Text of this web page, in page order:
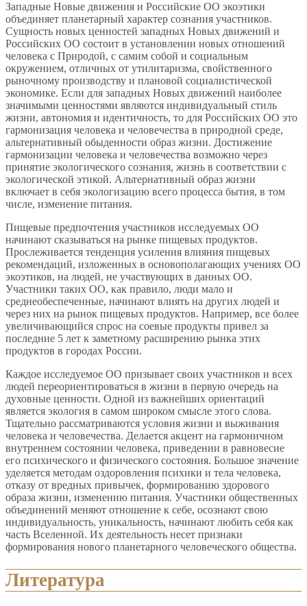
Западные Новые движения и Российские ОО экоэтики
объединяет планетарный характер сознания участников.
Сущность новых ценностей западных Новых движений и
Российских ОО состоит в установлении новых отношений
человека с Природой, с самим собой и социальным
окружением, отличных от утилитаризма, свойственного
рыночному производству и плановой социалистической
экономике. Если для западных Новых движений наиболее
значимыми ценностями являются индивидуальный стиль
жизни, автономия и идентичность, то для Российских ОО это
гармонизация человека и человечества в природной среде,
альтернативный обыденности образ жизни. Достижение
гармонизации человека и человечества возможно через
принятие экологического сознания, жизнь в соответствии с
экологической этикой. Альтернативный образ жизни
включает в себя экологизацию всего процесса бытия, в том
числе, изменение питания.
Пищевые предпочтения участников исследуемых ОО
начинают сказываться на рынке пищевых продуктов.
Прослеживается тенденция усиления влияния пищевых
рекомендаций, изложенных в основополагающих учениях ОО
экоэтиков, на людей, не участвующих в данных ОО.
Участники таких ОО, как правило, люди мало и
среднеобеспеченные, начинают влиять на других людей и
через них на рынок пищевых продуктов. Например, все более
увеличивающийся спрос на соевые продукты привел за
последние 5 лет к заметному расширению рынка этих
продуктов в городах России.
Каждое исследуемое ОО призывает своих участников и всех
людей переориентироваться в жизни в первую очередь на
духовные ценности. Одной из важнейших ориентаций
является экология в самом широком смысле этого слова.
Тщательно рассматриваются условия жизни и выживания
человека и человечества. Делается акцент на гармоничном
внутреннем состоянии человека, приведении в равновесие
его психического и физического состояния. Большое значение
уделяется методам оздоровления психики и тела человека,
отказу от вредных привычек, формированию здорового
образа жизни, изменению питания. Участники общественных
объединений меняют отношение к себе, осознают свою
индивидуальность, уникальность, начинают любить себя как
часть Вселенной. Их деятельность несет признаки
формирования нового планетарного человеческого общества.
Литература